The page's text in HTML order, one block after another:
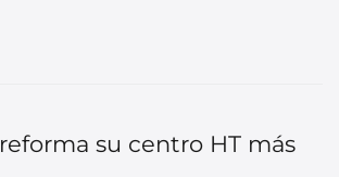
su centro HT más